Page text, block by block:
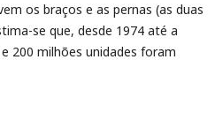
os braços e as pernas (as duas
se que, desde 1974 até a
200 milhões unidades foram